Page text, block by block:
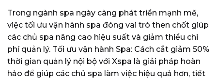
Trong ngành spa ngày càng phát triển mạnh mẽ,
việc tối ưu vận hành spa đóng vai trò then chốt giúp
các chủ spa nâng cao hiệu suất và giảm thiểu chi
phí quản lý. Tối ưu vận hành Spa: Cách cắt giảm 50%
thời gian quản lý nội bộ với Xspa là giải pháp hoàn
hảo để giúp các chủ spa làm việc hiệu quả hơn, tiết